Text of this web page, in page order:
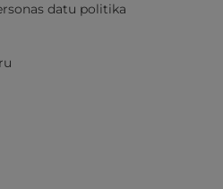
datu politika